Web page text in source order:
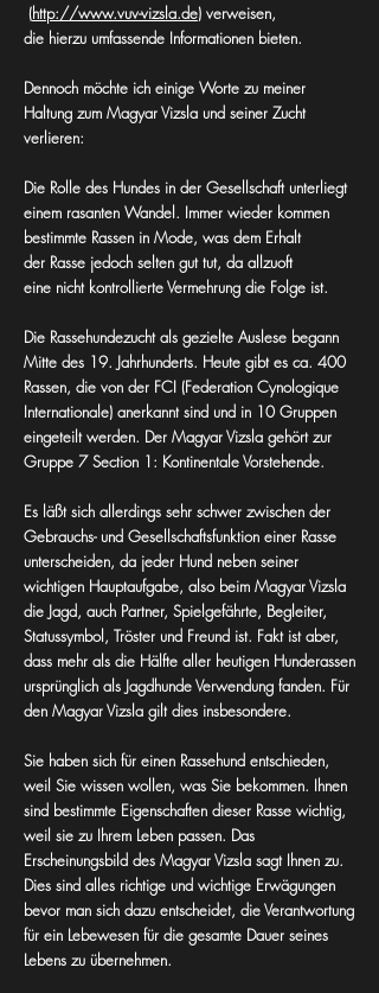
(http://www.vuv-vizsla.de) verweisen,
die hierzu umfassende Informationen bieten.
Dennoch möchte ich einige Worte zu meiner
Haltung zum Magyar Vizsla und seiner Zucht
verlieren:
Die Rolle des Hundes in der Gesellschaft unterliegt
einem rasanten Wandel. Immer wieder kommen
bestimmte Rassen in Mode, was dem Erhalt
der Rasse jedoch selten gut tut, da allzuoft
eine nicht kontrollierte Vermehrung die Folge ist.
Die Rassehundezucht als gezielte Auslese begann
Mitte des 19. Jahrhunderts. Heute gibt es ca. 400
Rassen, die von der FCI (Federation Cynologique
Internationale) anerkannt sind und in 10 Gruppen
eingeteilt werden. Der Magyar Vizsla gehört zur
Gruppe 7 Section 1: Kontinentale Vorstehende.
Es läßt sich allerdings sehr schwer zwischen der
Gebrauchs- und Gesellschaftsfunktion einer Rasse
unterscheiden, da jeder Hund neben seiner
wichtigen Hauptaufgabe, also beim Magyar Vizsla
die Jagd, auch Partner, Spielgefährte, Begleiter,
Statussymbol, Tröster und Freund ist. Fakt ist aber,
dass mehr als die Hälfte aller heutigen Hunderassen
ursprünglich als Jagdhunde Verwendung fanden. Für
den Magyar Vizsla gilt dies insbesondere.
Sie haben sich für einen Rassehund entschieden,
weil Sie wissen wollen, was Sie bekommen. Ihnen
sind bestimmte Eigenschaften dieser Rasse wichtig,
weil sie zu Ihrem Leben passen. Das
Erscheinungsbild des Magyar Vizsla sagt Ihnen zu.
Dies sind alles richtige und wichtige Erwägungen
bevor man sich dazu entscheidet, die Verantwortung
für ein Lebewesen für die gesamte Dauer seines
Lebens zu übernehmen.